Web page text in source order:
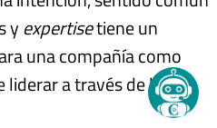
yexpertisetiene un
una compañía como
liderar a través de la